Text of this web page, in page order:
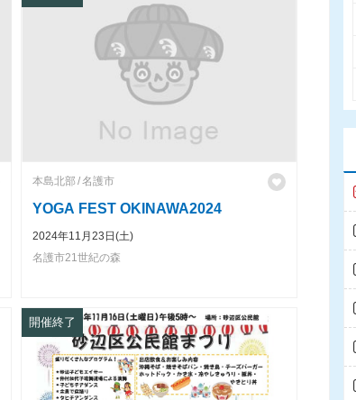
本島北部 名護市
YOGA FEST OKINAWA2024
2024年11月23日(土)
名護市21世紀の森
開催終了